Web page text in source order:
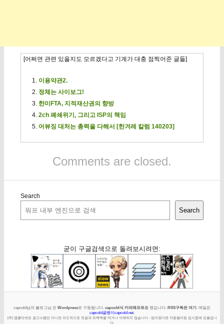
[어쩌면 관련 있을지도 모르겠다고 기계가 대충 점찍어준 글들]
이용약관2.
정체는 사이보그!
한미FTA, 지적재산권의 향방
2ch 폐쇄위기, 그리고 ISP의 책임
어뷰징 대처는 총력을 다해서 [한겨레 칼럼 140203]
Comments are closed.
Search
Search
굳이 구글검색으로 돌려보시려면:
capcold님의 블로그님 은 Wordpress로 구동됩니다. capcold식 카피레프트를 챙깁니다. RSS구독은 여기. 메일은
capcold골뱅이capcold.net.
[주] 캡콜닷넷은 광고스팸만 아니면 의도적으로 덧글과 트랙백을 막거나 삭제하지 않습니다 - 없어졌다면 자동필터링 임시함에 있을겁니
다.